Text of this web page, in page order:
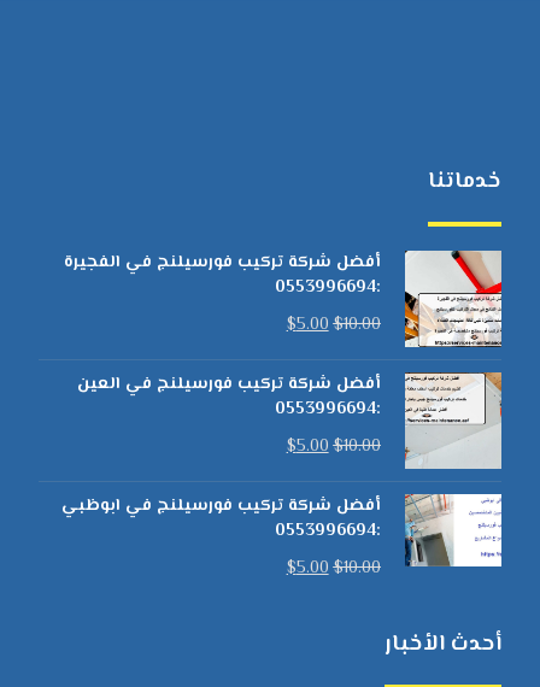
خدماتنا
أفضل شركة تركيب فورسيلنج في الفجيرة
:0553996694
$10.00
$5.00
أفضل شركة تركيب فورسيلنج في العين
:0553996694
$10.00
$5.00
أفضل شركة تركيب فورسيلنج في ابوظبي
:0553996694
$10.00
$5.00
أحدث الأخبار